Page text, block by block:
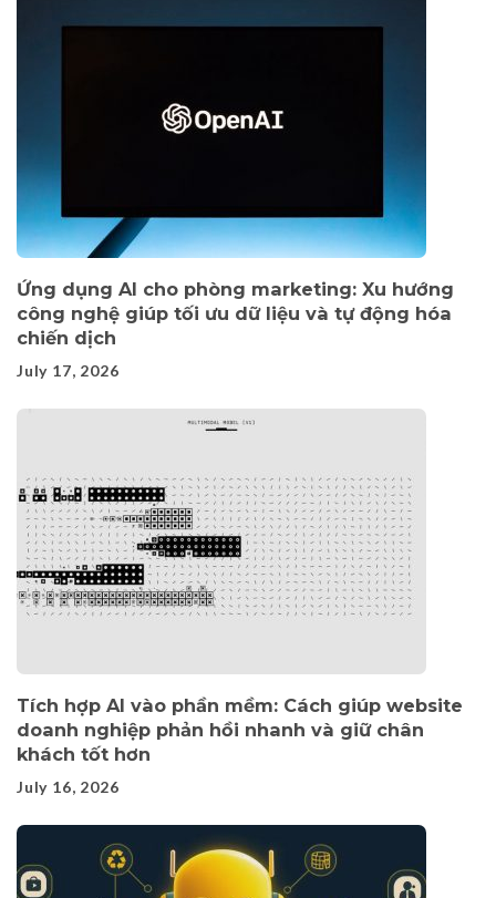
Ứng dụng AI cho phòng marketing: Xu hướng
công nghệ giúp tối ưu dữ liệu và tự động hóa
chiến dịch
July 17, 2026
Tích hợp AI vào phần mềm: Cách giúp website
doanh nghiệp phản hồi nhanh và giữ chân
khách tốt hơn
July 16, 2026